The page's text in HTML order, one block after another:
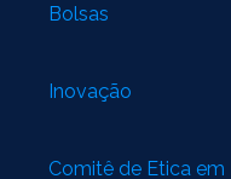
Bolsas
Inovação
Comitê de Ética em